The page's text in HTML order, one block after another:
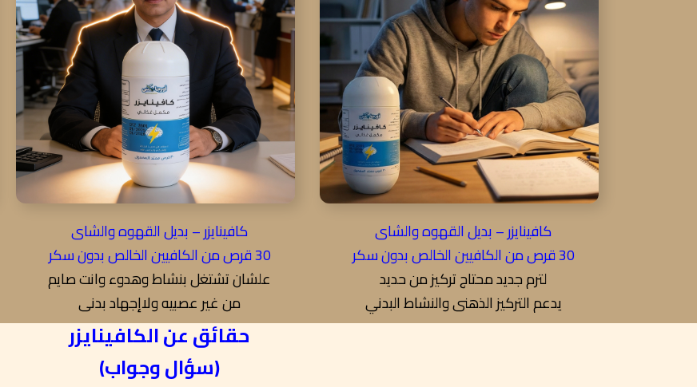
كافينايزر – بديل القهوه والشاى
30 قرص من الكافيين الخالص بدون سكر
علشان تشتغل بنشاط وهدوء وانت صايم
من غير عصبيه ولاإجهاد بدنى
كافينايزر – بديل القهوه والشاى
30 قرص من الكافيين الخالص بدون سكر
لترم جديد محتاج تركيز من حديد
يدعم التركيز الذهنى والنشاط البدني
حقائق عن الكافينايزر
(سؤال وجواب)